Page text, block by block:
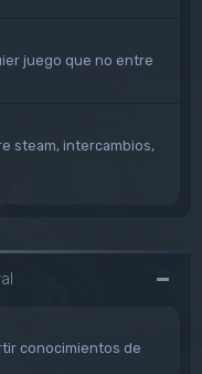
juego que no entre
steam, intercambios,
conocimientos de